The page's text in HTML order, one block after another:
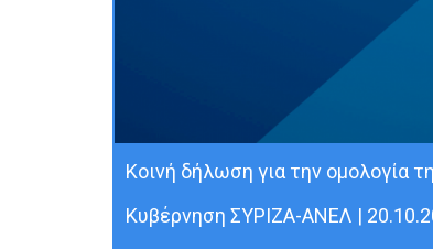
Κοινή δήλωση για την ομολογία
Kυβέρνηση ΣΥΡΙΖΑ-ΑΝΕΛ |